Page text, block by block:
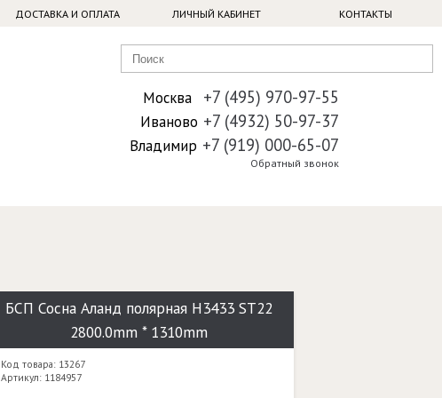
ДОСТАВКА И ОПЛАТА ЛИЧНЫЙ КАБИНЕТ КОНТАКТЫ
Москва +7 (495) 970-97-55
Иваново +7 (4932) 50-97-37
Владимир +7 (919) 000-65-07
Обратный звонок
БСП Сосна Аланд полярная H3433 ST22
2800.0mm * 1310mm
Код товара: 13267
Артикул: 1184957